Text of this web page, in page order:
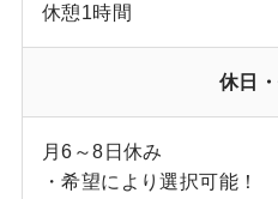
休憩1時間
休日
月6～8日休み
・希望により選択可能！